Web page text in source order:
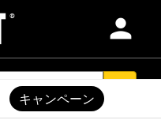
person
キャンペーン